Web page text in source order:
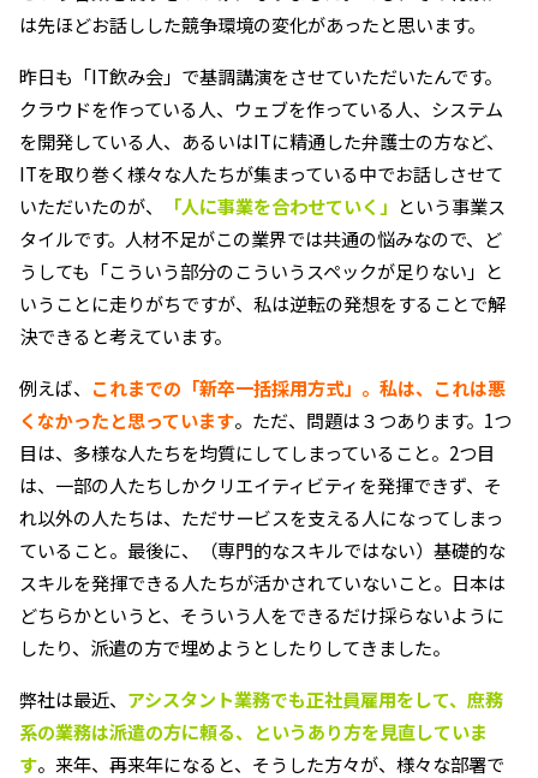
は先ほどお話しした競争環境の変化があったと思います。
昨日も「IT飲み会」で基調講演をさせていただいたんです。
クラウドを作っている人、ウェブを作っている人、システム
を開発している人、あるいはITに精通した弁護士の方など、
ITを取り巻く様々な人たちが集まっている中でお話しさせて
いただいたのが、
「人に事業を合わせていく」 という事業ス
タイルです。人材不足がこの業界では共通の悩みなので、ど
うしても「こういう部分のこういうスペックが足りない」と
いうことに走りがちですが、私は逆転の発想をすることで解
決できると考えています。
例えば、 これまでの「新卒一括採用方式」。私は、これは悪
くなかったと思っています。ただ、問題は３つあります。1つ
目は、多様な人たちを均質にしてしまっていること。2つ目
は、一部の人たちしかクリエイティビティを発揮できず、そ
れ以外の人たちは、ただサービスを支える人になってしまっ
ていること。最後に、（専門的なスキルではない）基礎的な
スキルを発揮できる人たちが活かされていないこと。日本は
どちらかというと、そういう人をできるだけ採らないように
したり、派遣の方で埋めようとしたりしてきました。
弊社は最近、 アシスタント業務でも正社員雇用をして、庶務
系の業務は派遣の方に頼る、というあり方を見直していま
す。来年、再来年になると、そうした方々が、様々な部署で